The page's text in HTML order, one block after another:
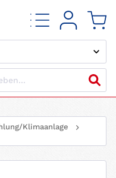
Klimaanlage